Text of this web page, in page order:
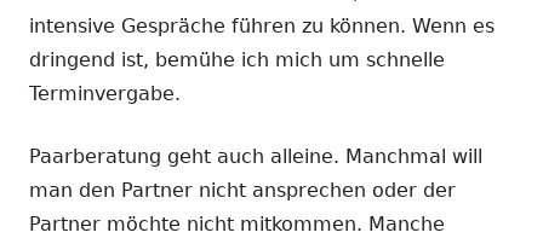
intensive Gespräche führen zu können. Wenn es
dringend ist, bemühe ich mich um schnelle
Terminvergabe.
Paarberatung geht auch alleine. Manchmal will
man den Partner nicht ansprechen oder der
Partner möchte nicht mitkommen. Manche